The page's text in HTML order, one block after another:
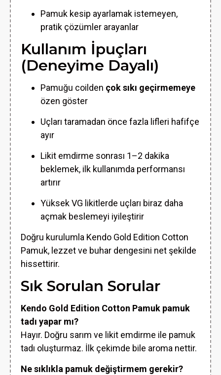
Pamuk kesip ayarlamak istemeyen,
pratik çözümler arayanlar
Kullanım İpuçları
(Deneyime Dayalı)
Pamuğu coilden çok sıkı geçirmemeye
özen göster
Uçları taramadan önce fazla lifleri hafifçe
ayır
Likit emdirme sonrası 1–2 dakika
beklemek, ilk kullanımda performansı
artırır
Yüksek VG likitlerde uçları biraz daha
açmak beslemeyi iyileştirir
Doğru kurulumla Kendo Gold Edition Cotton
Pamuk, lezzet ve buhar dengesini net şekilde
hissettirir.
Sık Sorulan Sorular
Kendo Gold Edition Cotton Pamuk pamuk
tadı yapar mı?
Hayır. Doğru sarım ve likit emdirme ile pamuk
tadı oluşturmaz. İlk çekimde bile aroma nettir.
Ne sıklıkla pamuk değiştirmem gerekir?